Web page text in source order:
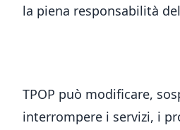
la piena responsabilità
TPOP può modificare,
interrompere i servizi, i